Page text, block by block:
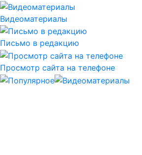
Видеоматериалы
Письмо в редакцию
Просмотр сайта на телефоне